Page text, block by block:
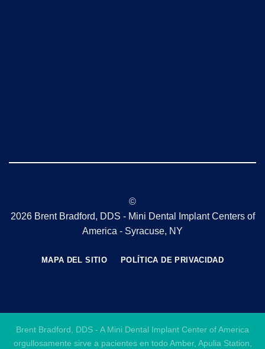
©
2026 Brent Bradford, DDS - Mini Dental Implant Centers of
America - Syracuse, NY
MAPA DEL SITIO POLÍTICA DE PRIVACIDAD
Brent Bradford, DDS - A Mini Dental Implant Center of America
orgullosamente sirve a pacientes en todo Amber, Apulia Station,